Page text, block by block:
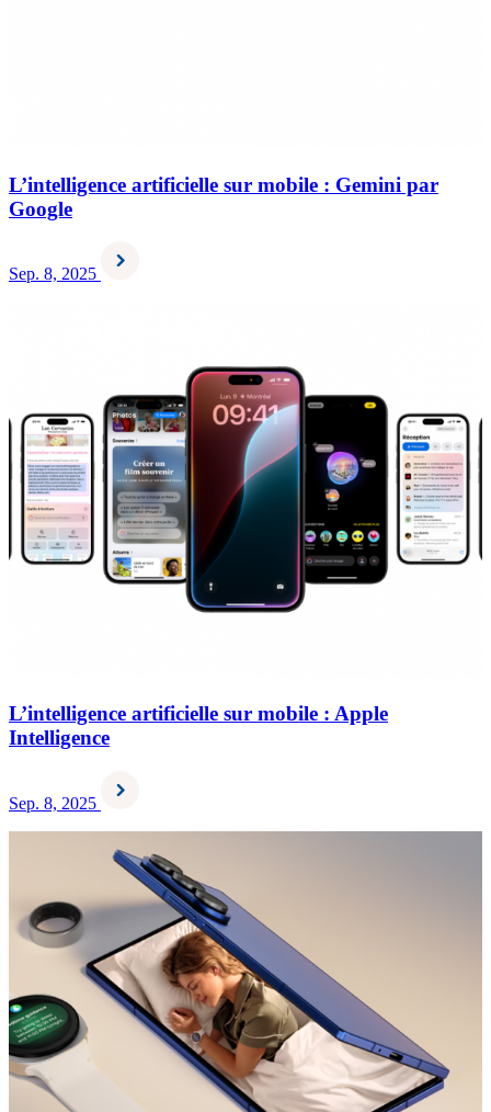
L’intelligence artificielle sur mobile : Gemini par
Google
Sep. 8, 2025
L’intelligence artificielle sur mobile : Apple
Intelligence
Sep. 8, 2025